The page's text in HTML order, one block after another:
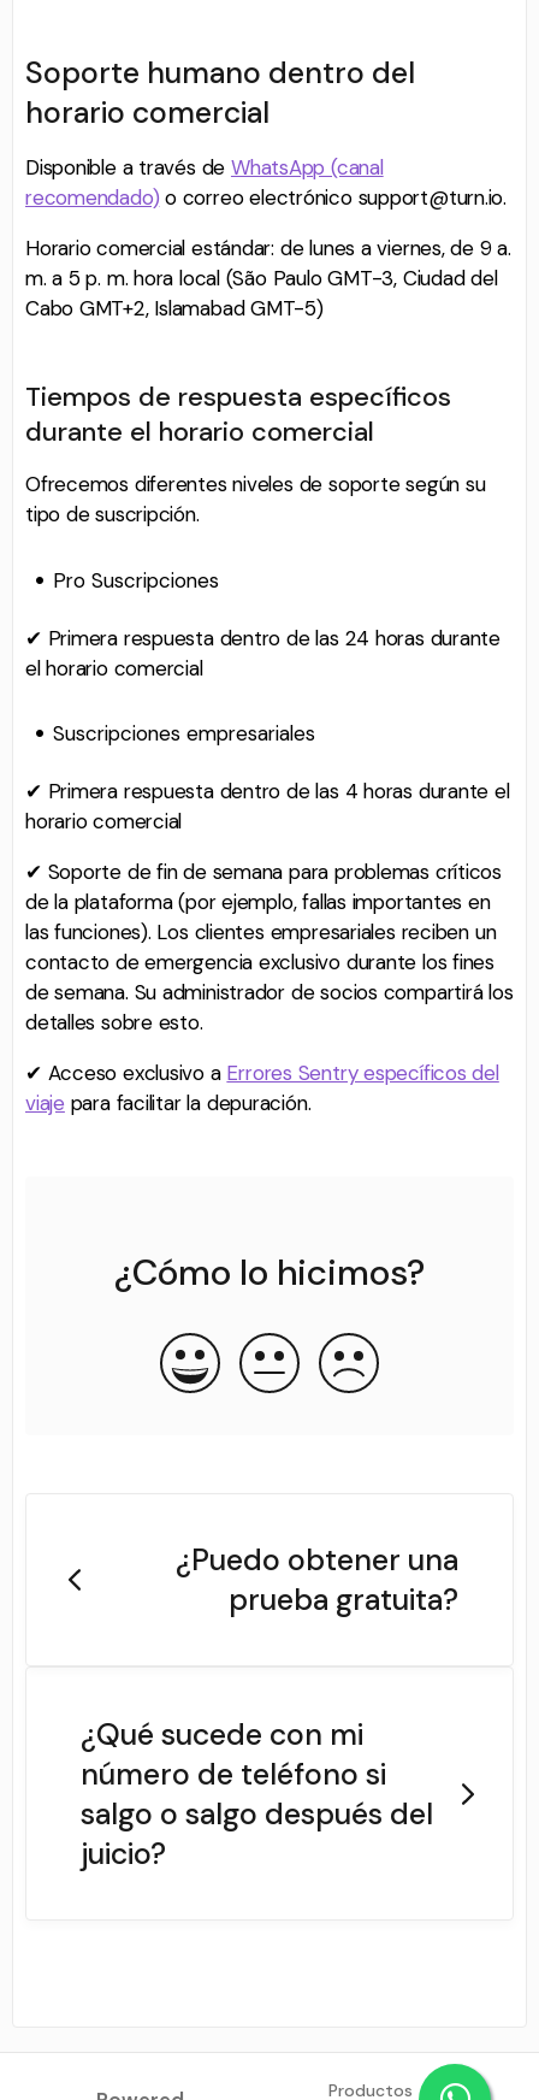
Soporte humano dentro del
horario comercial
Disponible a través de WhatsApp (canal
recomendado) o correo electrónico support@turn.io.
Horario comercial estándar: de lunes a viernes, de 9 a.
m. a 5 p. m. hora local (São Paulo GMT-3, Ciudad del
Cabo GMT+2, Islamabad GMT-5)
Tiempos de respuesta específicos
durante el horario comercial
Ofrecemos diferentes niveles de soporte según su
tipo de suscripción.
Pro Suscripciones
✔ Primera respuesta dentro de las 24 horas durante
el horario comercial
Suscripciones empresariales
✔ Primera respuesta dentro de las 4 horas durante el
horario comercial
✔ Soporte de fin de semana para problemas críticos
de la plataforma (por ejemplo, fallas importantes en
las funciones). Los clientes empresariales reciben un
contacto de emergencia exclusivo durante los fines
de semana. Su administrador de socios compartirá los
detalles sobre esto.
✔ Acceso exclusivo a Errores Sentry específicos del
viaje para facilitar la depuración.
¿Cómo lo hicimos?
¿Puedo obtener una
prueba gratuita?
¿Qué sucede con mi
número de teléfono si
salgo o salgo después del
juicio?
Productos